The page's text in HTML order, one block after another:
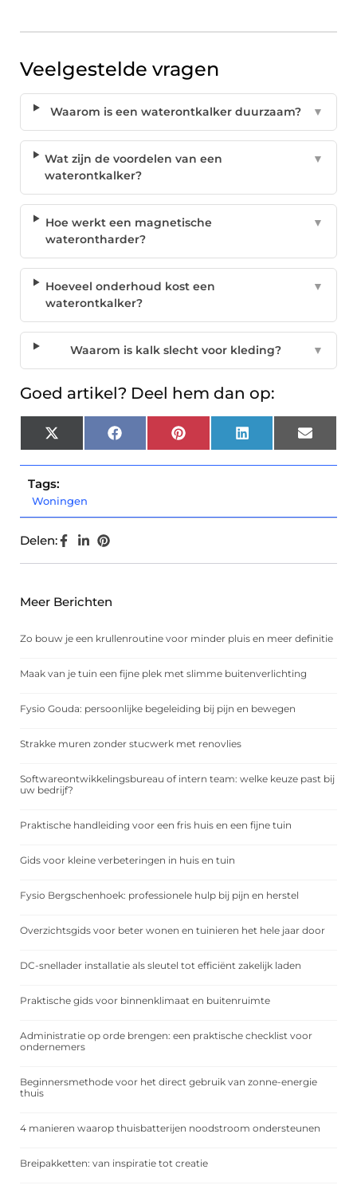
Veelgestelde vragen
Waarom is een waterontkalker duurzaam? ▼
Wat zijn de voordelen van een
waterontkalker?
▼
Hoe werkt een magnetische
waterontharder?
▼
Hoeveel onderhoud kost een
waterontkalker?
▼
Waarom is kalk slecht voor kleding? ▼
Goed artikel? Deel hem dan op:
X
(Twitter)
Facebook Pinterest LinkedIn Email
Tags:
Woningen
Delen:
Meer Berichten
Zo bouw je een krullenroutine voor minder pluis en meer definitie
Maak van je tuin een fijne plek met slimme buitenverlichting
Fysio Gouda: persoonlijke begeleiding bij pijn en bewegen
Strakke muren zonder stucwerk met renovlies
Softwareontwikkelingsbureau of intern team: welke keuze past bij
uw bedrijf?
Praktische handleiding voor een fris huis en een fijne tuin
Gids voor kleine verbeteringen in huis en tuin
Fysio Bergschenhoek: professionele hulp bij pijn en herstel
Overzichtsgids voor beter wonen en tuinieren het hele jaar door
DC-snellader installatie als sleutel tot efficiënt zakelijk laden
Praktische gids voor binnenklimaat en buitenruimte
Administratie op orde brengen: een praktische checklist voor
ondernemers
Beginnersmethode voor het direct gebruik van zonne-energie
thuis
4 manieren waarop thuisbatterijen noodstroom ondersteunen
Breipakketten: van inspiratie tot creatie